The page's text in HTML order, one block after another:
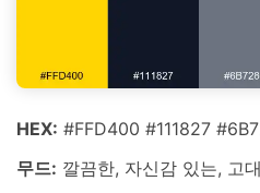
HEX: #FFD400 #111827
무드: 깔끔한, 자신감 있는, 고